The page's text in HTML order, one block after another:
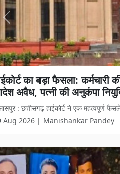
में शुरू हुआ जिले का पहला
मिलेगा पूरा राशन
: सार्वजनिक वितरण प्रणाली को आधुनिक
Aug 2026 | Manishankar Pandey
Previous